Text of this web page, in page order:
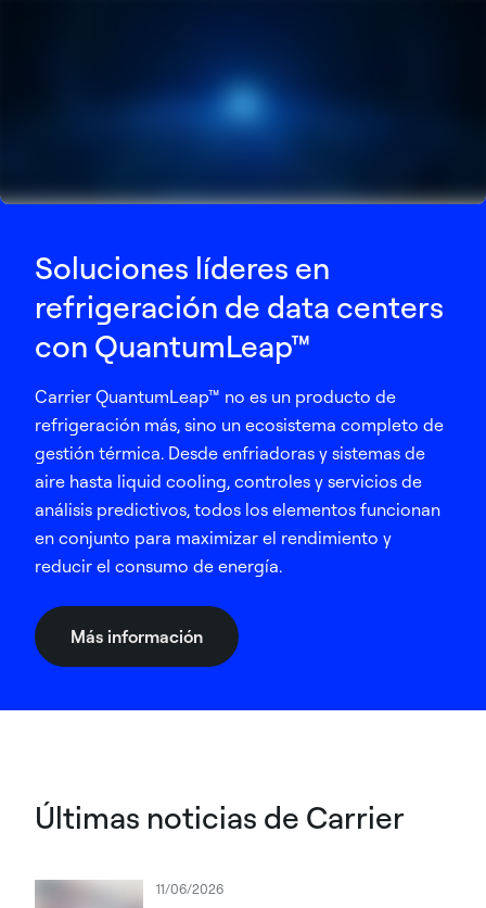
Soluciones líderes en
refrigeración de data centers
con QuantumLeap™
Carrier QuantumLeap™ no es un producto de
refrigeración más, sino un ecosistema completo de
gestión térmica. Desde enfriadoras y sistemas de
aire hasta liquid cooling, controles y servicios de
análisis predictivos, todos los elementos funcionan
en conjunto para maximizar el rendimiento y
reducir el consumo de energía.
Más información
Últimas noticias de Carrier
11/06/2026